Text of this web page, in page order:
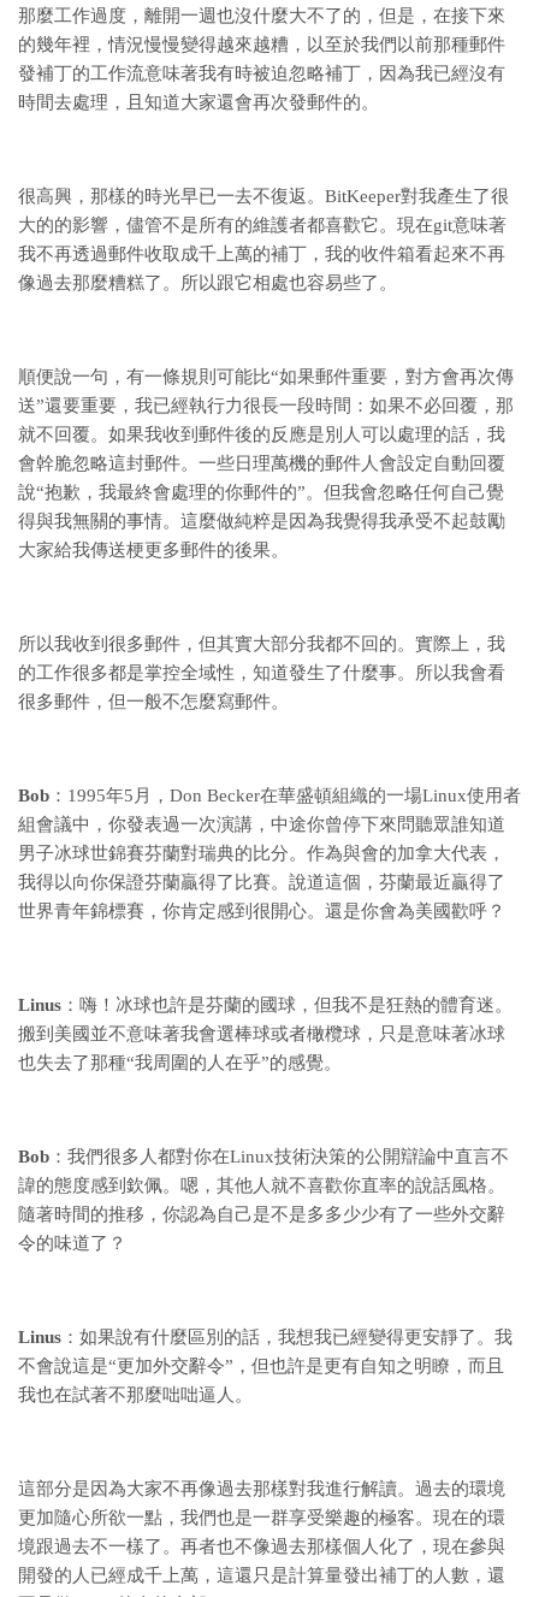
那麼工作過度，離開一週也沒什麼大不了的，但是，在接下來
的幾年裡，情況慢慢變得越來越糟，以至於我們以前那種郵件
發補丁的工作流意味著我有時被迫忽略補丁，因為我已經沒有
時間去處理，且知道大家還會再次發郵件的。
很高興，那樣的時光早已一去不復返。BitKeeper對我產生了很
大的的影響，儘管不是所有的維護者都喜歡它。現在git意味著
我不再透過郵件收取成千上萬的補丁，我的收件箱看起來不再
像過去那麼糟糕了。所以跟它相處也容易些了。
順便說一句，有一條規則可能比“如果郵件重要，對方會再次傳
送”還要重要，我已經執行力很長一段時間：如果不必回覆，那
就不回覆。如果我收到郵件後的反應是別人可以處理的話，我
會幹脆忽略這封郵件。一些日理萬機的郵件人會設定自動回覆
說“抱歉，我最終會處理的你郵件的”。但我會忽略任何自己覺
得與我無關的事情。這麼做純粹是因為我覺得我承受不起鼓勵
大家給我傳送梗更多郵件的後果。
所以我收到很多郵件，但其實大部分我都不回的。實際上，我
的工作很多都是掌控全域性，知道發生了什麼事。所以我會看
很多郵件，但一般不怎麼寫郵件。
Bob ：1995年5月，Don Becker在華盛頓組織的一場Linux使用者
組會議中，你發表過一次演講，中途你曾停下來問聽眾誰知道
男子冰球世錦賽芬蘭對瑞典的比分。作為與會的加拿大代表，
我得以向你保證芬蘭贏得了比賽。說道這個，芬蘭最近贏得了
世界青年錦標賽，你肯定感到很開心。還是你會為美國歡呼？
Linus ：嗨！冰球也許是芬蘭的國球，但我不是狂熱的體育迷。
搬到美國並不意味著我會選棒球或者橄欖球，只是意味著冰球
也失去了那種“我周圍的人在乎”的感覺。
Bob ：我們很多人都對你在Linux技術決策的公開辯論中直言不
諱的態度感到欽佩。嗯，其他人就不喜歡你直率的說話風格。
隨著時間的推移，你認為自己是不是多多少少有了一些外交辭
令的味道了？
Linus ：如果說有什麼區別的話，我想我已經變得更安靜了。我
不會說這是“更加外交辭令”，但也許是更有自知之明瞭，而且
我也在試著不那麼咄咄逼人。
這部分是因為大家不再像過去那樣對我進行解讀。過去的環境
更加隨心所欲一點，我們也是一群享受樂趣的極客。現在的環
境跟過去不一樣了。再者也不像過去那樣個人化了，現在參與
開發的人已經成千上萬，這還只是計算量發出補丁的人數，還